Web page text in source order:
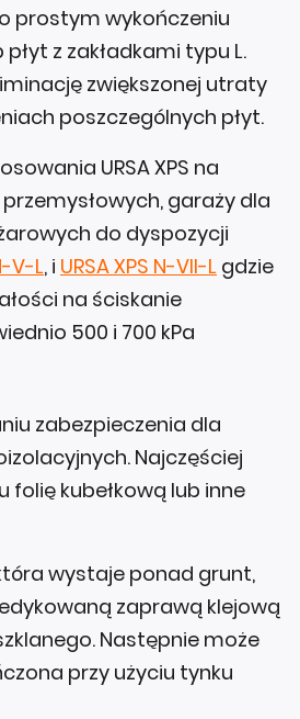
prostym wykończeniu
z zakładkami typu L.
zwiększonej utraty
poszczególnych płyt.
URSA XPS na
garaży dla
do dyspozycji
V-L, i URSA XPS N-VII-L gdzie
na ściskanie
500 i 700 kPa
zabezpieczenia dla
Najczęściej
folię kubełkową lub inne
wystaje ponad grunt,
zaprawą klejową
Następnie może
przy użyciu tynku